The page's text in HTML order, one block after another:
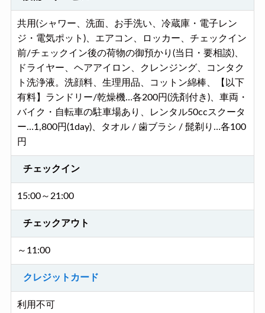
共用(シャワー、洗面、お手洗い、冷蔵庫・電子レン
ジ・電気ポット)、エアコン、ロッカー、チェックイン
前/チェックイン後の荷物の御預かり(当日・要相談)、
ドライヤー、ヘアアイロン、クレンジング、コンタク
ト洗浄液。洗顔料、生理用品、コットン綿棒、【以下
有料】ランドリー/乾燥機…各200円(洗剤付き)、車両・
バイク・自転車の駐車場あり、レンタル50ccスクータ
ー…1,800円(1day)、タオル / 歯ブラシ / 髭剃り…各100
円
チェックイン
15:00～21:00
チェックアウト
～11:00
クレジットカード
利用不可